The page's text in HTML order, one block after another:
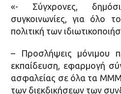
«- Σύγχρονες,
συγκοινωνίες, για όλο
πολιτική των
– Προσλήψεις μόνιμου
εκπαίδευση, εφαρμογή
ασφαλείας σε όλα τα ΜΜΜ
των διεκδικήσεων των